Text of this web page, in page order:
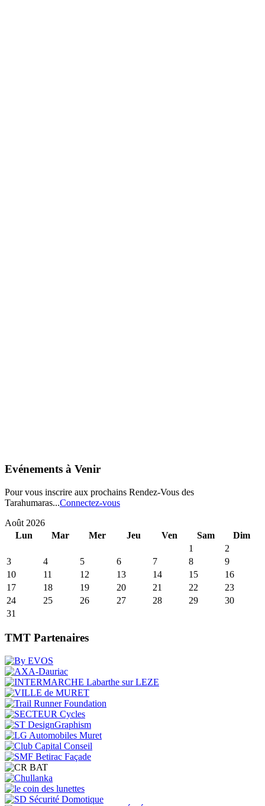
Evénements à Venir
Pour vous inscrire aux prochains Rendez-Vous des
Tarahumaras...Connectez-vous
Août 2026
Lun
Mar Mer Jeu Ven Sam
Dim
1
2
3
4 5 6 7 8
9
10
11 12 13 14 15
16
17
18 19 20 21 22
23
24
25 26 27 28 29
30
31
TMT Partenaires